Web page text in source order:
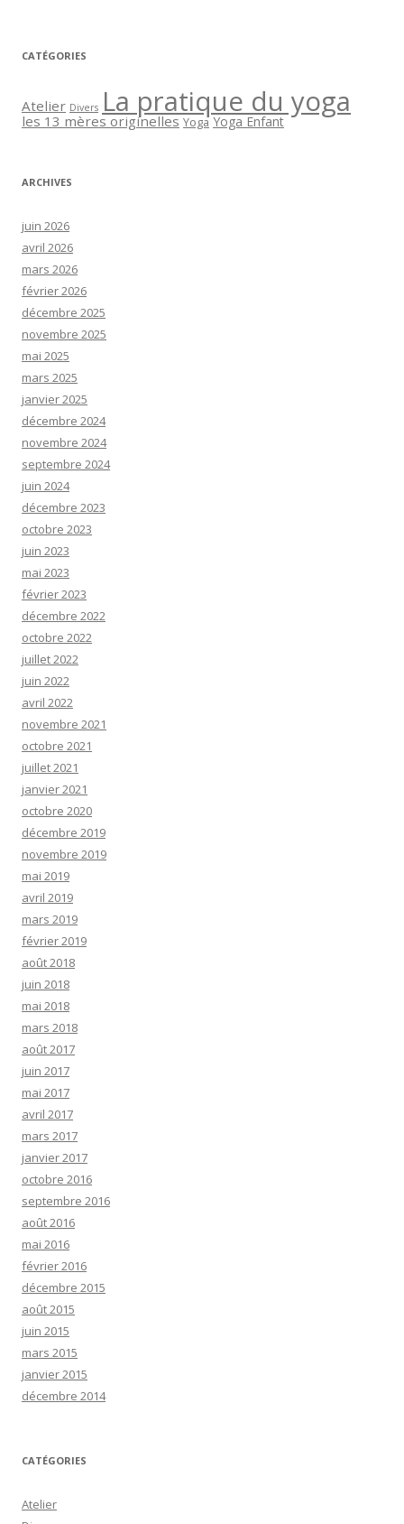
CATÉGORIES
Atelier Divers La pratique du yoga
les 13 mères originelles Yoga Yoga Enfant
ARCHIVES
juin 2026
avril 2026
mars 2026
février 2026
décembre 2025
novembre 2025
mai 2025
mars 2025
janvier 2025
décembre 2024
novembre 2024
septembre 2024
juin 2024
décembre 2023
octobre 2023
juin 2023
mai 2023
février 2023
décembre 2022
octobre 2022
juillet 2022
juin 2022
avril 2022
novembre 2021
octobre 2021
juillet 2021
janvier 2021
octobre 2020
décembre 2019
novembre 2019
mai 2019
avril 2019
mars 2019
février 2019
août 2018
juin 2018
mai 2018
mars 2018
août 2017
juin 2017
mai 2017
avril 2017
mars 2017
janvier 2017
octobre 2016
septembre 2016
août 2016
mai 2016
février 2016
décembre 2015
août 2015
juin 2015
mars 2015
janvier 2015
décembre 2014
CATÉGORIES
Atelier